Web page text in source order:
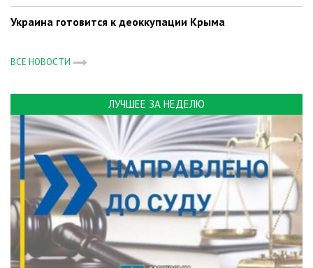
Украина готовится к деоккупации Крыма
ВСЕ НОВОСТИ
ЛУЧШЕЕ ЗА НЕДЕЛЮ